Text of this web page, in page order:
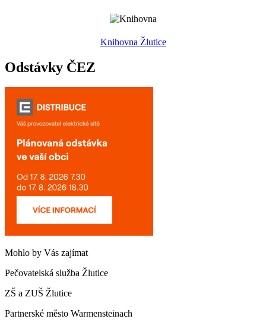
Knihovna Žlutice
Odstávky ČEZ
Mohlo by Vás zajímat
Pečovatelská služba Žlutice
ZŠ a ZUŠ Žlutice
Partnerské město Warmensteinach